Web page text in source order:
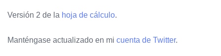
Versión 2 de la hoja de cálculo.
Manténgase actualizado en mi cuenta de Twitter.